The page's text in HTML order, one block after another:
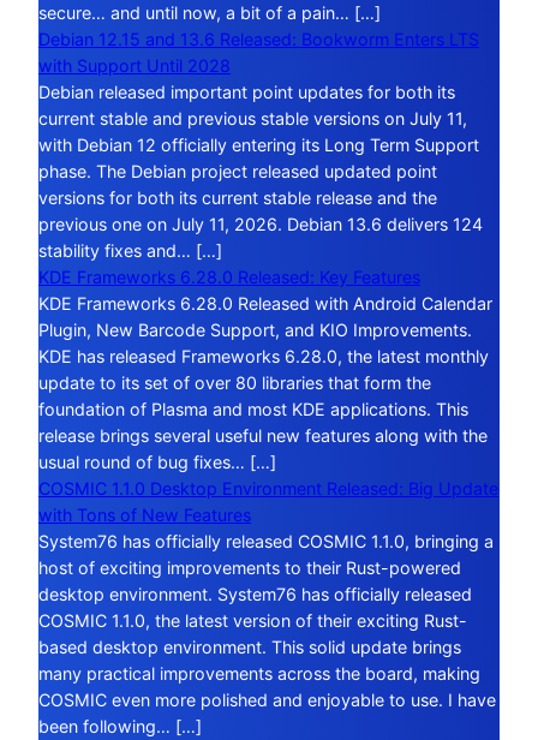
secure… and until now, a bit of a pain… […]
Debian 12.15 and 13.6 Released: Bookworm Enters LTS
with Support Until 2028
Debian released important point updates for both its
current stable and previous stable versions on July 11,
with Debian 12 officially entering its Long Term Support
phase. The Debian project released updated point
versions for both its current stable release and the
previous one on July 11, 2026. Debian 13.6 delivers 124
stability fixes and… […]
KDE Frameworks 6.28.0 Released: Key Features
KDE Frameworks 6.28.0 Released with Android Calendar
Plugin, New Barcode Support, and KIO Improvements.
KDE has released Frameworks 6.28.0, the latest monthly
update to its set of over 80 libraries that form the
foundation of Plasma and most KDE applications. This
release brings several useful new features along with the
usual round of bug fixes… […]
COSMIC 1.1.0 Desktop Environment Released: Big Update
with Tons of New Features
System76 has officially released COSMIC 1.1.0, bringing a
host of exciting improvements to their Rust-powered
desktop environment. System76 has officially released
COSMIC 1.1.0, the latest version of their exciting Rust-
based desktop environment. This solid update brings
many practical improvements across the board, making
COSMIC even more polished and enjoyable to use. I have
been following… […]